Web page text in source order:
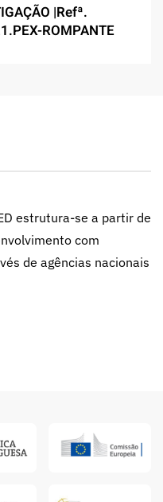
|Refª.
ROMPANTE
estrutura-se a partir de
com
de agências nacionais